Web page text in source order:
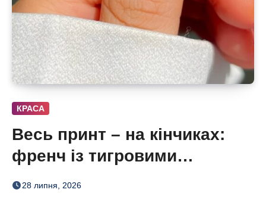
КРАСА
Весь принт – на кінчиках:
френч із тигровими
смугами, квітами і хвилями
28 липня, 2026